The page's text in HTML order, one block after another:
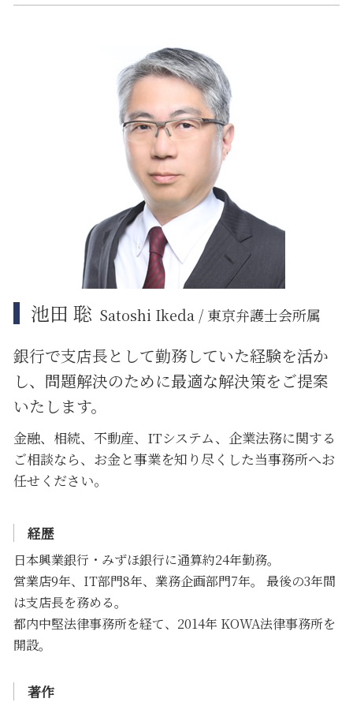
金融 銀行
誹謗中傷 慰謝料
itシステム トラブル
契約書 システム開発
誹謗中傷 いじめ 違い
誹謗中傷 インターネット
企業法務 予防
企業法務 相談
企業法務 コンプライアンス
企業法務 総務
事業承継 相談
紛争解決 弁護士
中央区 企業法務
江東区 ITシステム 法律問題
中央区 ITシステム 法律問題
大田区 予防法務
中央区 借地借家トラブル
大田区 企業法務
中央区 相続 相談
江東区 相続 相談
池田 聡 Satoshi Ikeda / 東京弁護士会所属
銀行で支店長として勤務していた経験を活か
し、問題解決のために最適な解決策をご提案
いたします。
金融、相続、不動産、ITシステム、企業法務に関する
ご相談なら、お金と事業を知り尽くした当事務所へお
任せください。
経歴
日本興業銀行・みずほ銀行に通算約24年勤務。
営業店9年、IT部門8年、業務企画部門7年。 最後の3年間
は支店長を務める。
都内中堅法律事務所を経て、2014年 KOWA法律事務所を
開設。
著作